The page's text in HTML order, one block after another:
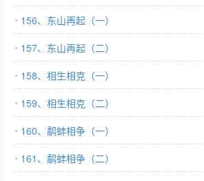
156、东山再起（一）
157、东山再起（二）
158、相生相克（一）
159、相生相克（二）
160、鹬蚌相争（一）
161、鹬蚌相争（二）